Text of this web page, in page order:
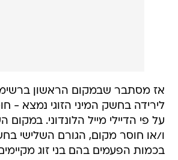
אז מסתבר שבמקום הראשון
לירידה בחשק המיני הזוגי נמצא -
על פי הדיילי מייל הלונדוני. במקום
ו/או חוסר מקום, הגורם השלישי
בכמות הפעמים בהם בני זוג